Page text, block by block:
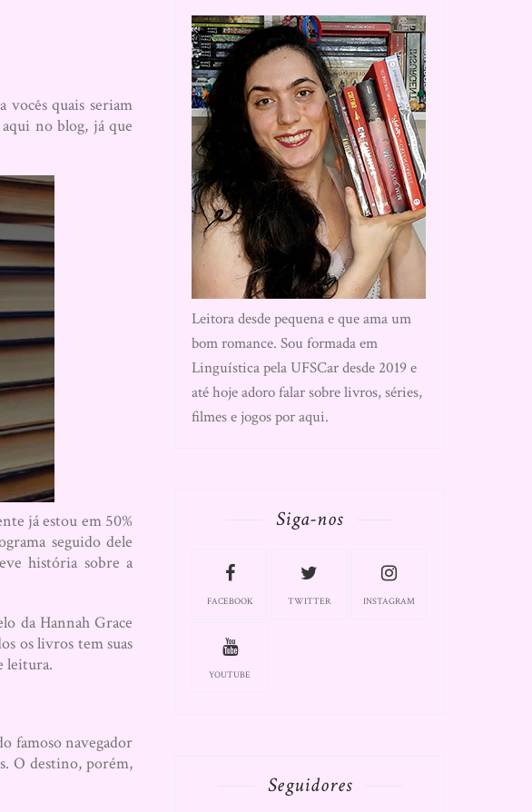
vocês quais seriam
no blog, já que
já estou em 50%
seguido dele
história sobre a
da Hannah Grace
os livros tem suas
leitura.
famoso navegador
O destino, porém,
Leitora desde pequena e que ama um
bom romance. Sou formada em
Linguística pela UFSCar desde 2019 e
até hoje adoro falar sobre livros, séries,
filmes e jogos por aqui.
Siga-nos
FACEBOOK TWITTER INSTAGRAM
YOUTUBE
Seguidores